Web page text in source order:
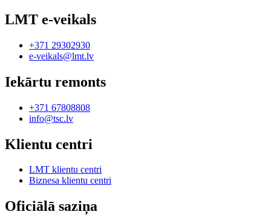
LMT e-veikals
+371 29302930
e-veikals@lmt.lv
Iekārtu remonts
+371 67808808
info@tsc.lv
Klientu centri
LMT klientu centri
Biznesa klientu centri
Oficiālā saziņa